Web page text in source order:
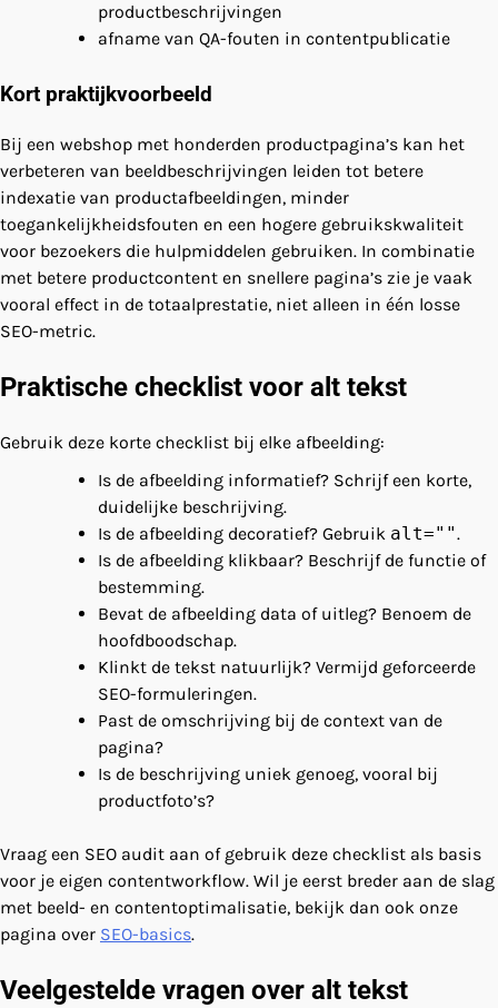
productbeschrijvingen
afname van QA-fouten in contentpublicatie
Kort praktijkvoorbeeld
Bij een webshop met honderden productpagina’s kan het
verbeteren van beeldbeschrijvingen leiden tot betere
indexatie van productafbeeldingen, minder
toegankelijkheidsfouten en een hogere gebruikskwaliteit
voor bezoekers die hulpmiddelen gebruiken. In combinatie
met betere productcontent en snellere pagina’s zie je vaak
vooral effect in de totaalprestatie, niet alleen in één losse
SEO-metric.
Praktische checklist voor alt tekst
Gebruik deze korte checklist bij elke afbeelding:
Is de afbeelding informatief? Schrijf een korte,
duidelijke beschrijving.
Is de afbeelding decoratief? Gebruik alt="".
Is de afbeelding klikbaar? Beschrijf de functie of
bestemming.
Bevat de afbeelding data of uitleg? Benoem de
hoofdboodschap.
Klinkt de tekst natuurlijk? Vermijd geforceerde
SEO-formuleringen.
Past de omschrijving bij de context van de
pagina?
Is de beschrijving uniek genoeg, vooral bij
productfoto’s?
Vraag een SEO audit aan of gebruik deze checklist als basis
voor je eigen contentworkflow. Wil je eerst breder aan de slag
met beeld- en contentoptimalisatie, bekijk dan ook onze
pagina over SEO-basics.
Veelgestelde vragen over alt tekst